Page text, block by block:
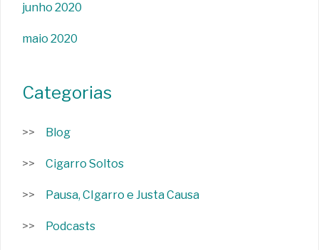
junho 2020
maio 2020
Categorias
Blog
Cigarro Soltos
Pausa, CIgarro e Justa Causa
Podcasts